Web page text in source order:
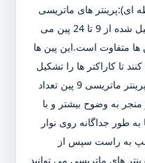
ای):پرینتر های ماتریسی
دارای یک هد می باشند که این هد تشکیل شده از 9 تا 24 پین می
ها متفاوت است.این پین ها
تا کاراکتر ها را تشکیل
دهند.پرینتر ماتریسی 24 پین نسبت به پرینتر ماتریسی 9 پین تعداد
به وضوح بیشتر و با
طور جداگانه روی نوار
چپ به راست سپس از
های ماتریسی می توانید